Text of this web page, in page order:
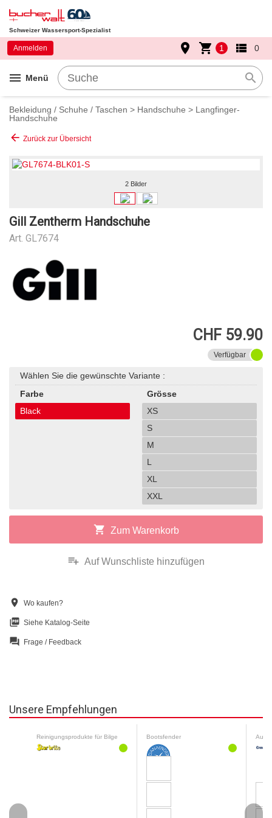
Schweizer Wassersport-Spezialist
menu Menü search
Anmelden place shopping_cart 1 view_list 0
Bekleidung / Schuhe / Taschen > Handschuhe > Langfinger-
Handschuhe
arrow_back Zurück zur Übersicht
2 Bilder
Gill Zentherm Handschuhe
Art. GL7674
CHF 59.90
Verfügbar
Wählen Sie die gewünschte Variante :
Farbe
Black
Grösse
XS
S
M
L
XL
XXL
shopping_cart Zum Warenkorb
playlist_add Auf Wunschliste hinzufügen
location_on Wo kaufen?
picture_as_pdf Siehe Katalog-Seite
question_answer Frage / Feedback
Unsere Empfehlungen
Reinigungsprodukte für Bilge Bootsfender